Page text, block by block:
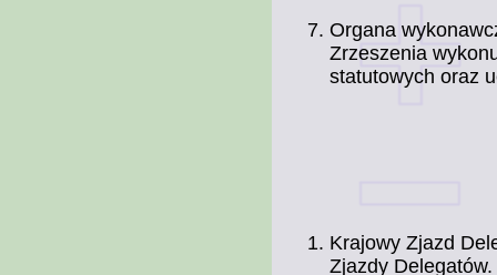
Organa
Zrzeszenia
statutowych oraz
Krajowy Zjazd
Zjazdy Delegatów.